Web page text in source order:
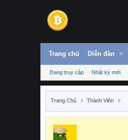
Trang chủ Diễn đàn
Đang truy cập Nhật ký mới
Trang Chủ Thành Viên